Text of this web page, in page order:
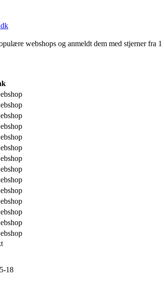
webshops og anmeldt dem med stjerner fra
18